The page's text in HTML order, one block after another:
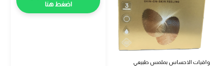
واقيات الاحساس بملمس طبيعي
اضغط هنا